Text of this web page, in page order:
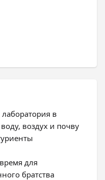
в
воздух и почву
для
братства